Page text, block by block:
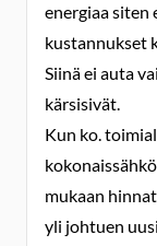
energiaa siten
kustannukset
Siinä ei auta
kärsisivät.
Kun ko.
mukaan
yli johtuen